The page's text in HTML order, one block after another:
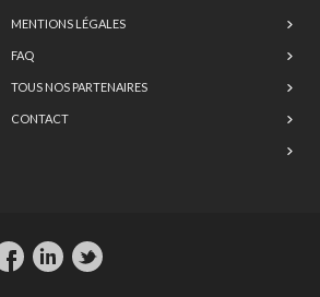
MENTIONS LÉGALES
FAQ
TOUS NOS PARTENAIRES
CONTACT